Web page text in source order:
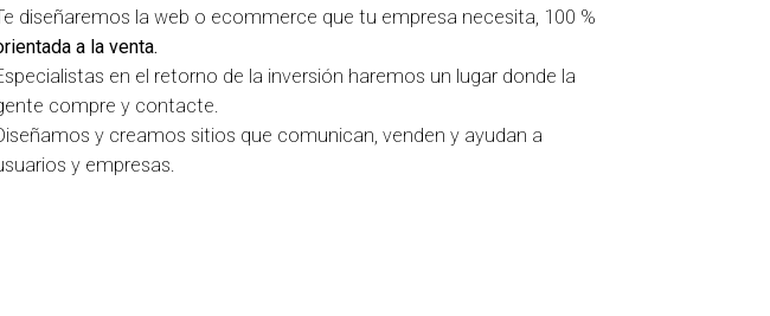
diseñaremos la web o ecommerce que tu empresa necesita, 100 %
a la venta.
en el retorno de la inversión haremos un lugar donde la
compre y contacte.
y creamos sitios que comunican, venden y ayudan a
y empresas.